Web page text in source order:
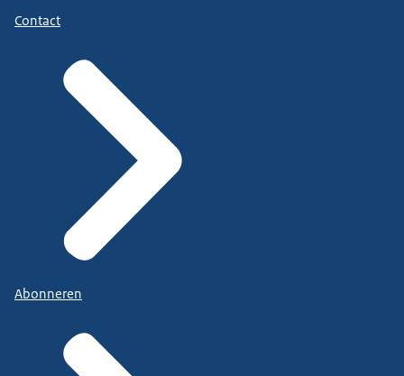
Contact
Abonneren